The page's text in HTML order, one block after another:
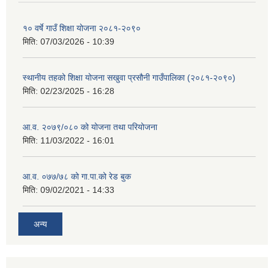
१० वर्षे गाउँ शिक्षा योजना २०८१-२०९०
मिति: 07/03/2026 - 10:39
स्थानीय तहको शिक्षा योजना सखुवा प्रसौनी गाउँपालिका (२०८१-२०९०)
मिति: 02/23/2025 - 16:28
आ.व. २०७९/०८० को योजना तथा परियोजना
मिति: 11/03/2022 - 16:01
आ.व. ०७७/७८ को गा.पा.को रेड बुक
मिति: 09/02/2021 - 14:33
अन्य